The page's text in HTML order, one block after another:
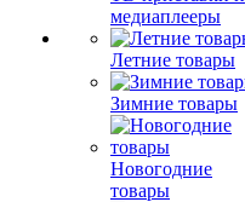
медиаплееры
Летние товары
Зимние товары
Новогодние
товары